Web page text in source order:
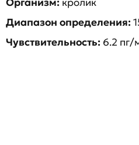
Организм: кролик
Диапазон определения:
Чувствительность: 6.2 пг/